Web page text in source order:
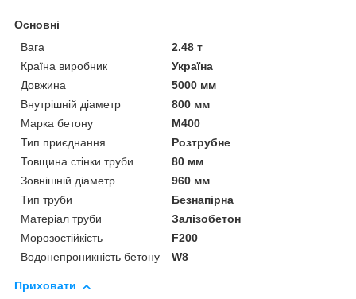
Основні
Вага
2.48 т
Країна виробник
Україна
Довжина
5000 мм
Внутрішній діаметр
800 мм
Марка бетону
М400
Тип приєднання
Розтрубне
Товщина стінки труби
80 мм
Зовнішній діаметр
960 мм
Тип труби
Безнапірна
Матеріал труби
Залізобетон
Морозостійкість
F200
Водонепроникність бетону
W8
Приховати